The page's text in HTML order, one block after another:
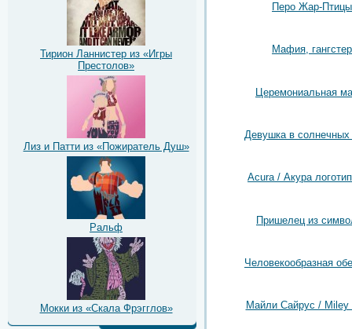
Тирион Ланнистер из «Игры
Престолов»
Лиз и Патти из «Пожиратель Душ»
Ральф
Мокки из «Скала Фрэгглов»
Перо Жар-Птицы
Мафия, гангстер
Церемониальная
Девушка в солнечных
Acura / Акура
Пришелец из
Человекообразная
Майли Сайрус / Miley